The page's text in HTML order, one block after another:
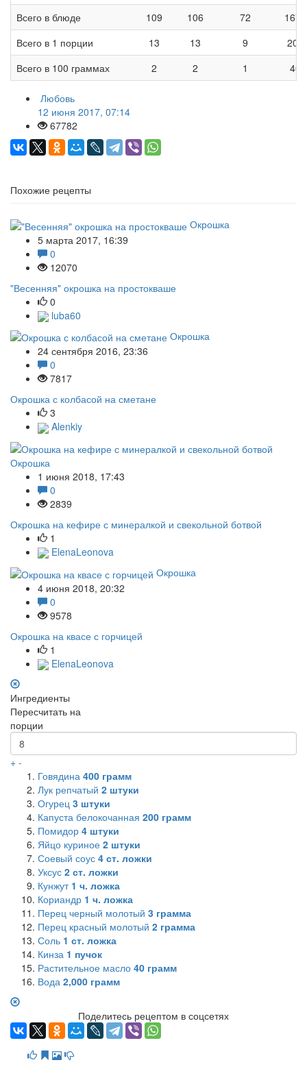
Всего в блюде
109 106 72
1671
Всего в 1 порции
13 13 9
208
Всего в 100 граммах
2 2 1 40
Любовь
12 июня 2017, 07:14
67782
Похожие рецепты
Окрошка
5 марта 2017, 16:39
0
12070
"Весенняя" окрошка на простокваше
0
luba60
Окрошка
24 сентября 2016, 23:36
0
7817
Окрошка с колбасой на сметане
3
Alenkiy
Окрошка
1 июня 2018, 17:43
0
2839
Окрошка на кефире с минералкой и свекольной ботвой
1
ElenaLeonova
Окрошка
4 июня 2018, 20:32
0
9578
Окрошка на квасе с горчицей
1
ElenaLeonova
Ингредиенты
Пересчитать на
порции
+ -
Говядина 400 грамм
Лук репчатый 2 штуки
Огурец 3 штуки
Капуста белокочанная 200 грамм
Помидор 4 штуки
Яйцо куриное 2 штуки
Соевый соус 4 ст. ложки
Уксус 2 ст. ложки
Кунжут 1 ч. ложка
Кориандр 1 ч. ложка
Перец черный молотый 3 грамма
Перец красный молотый 2 грамма
Соль 1 ст. ложка
Кинза 1 пучок
Растительное масло 40 грамм
Вода 2,000 грамм
Поделитесь рецептом в соцсетях